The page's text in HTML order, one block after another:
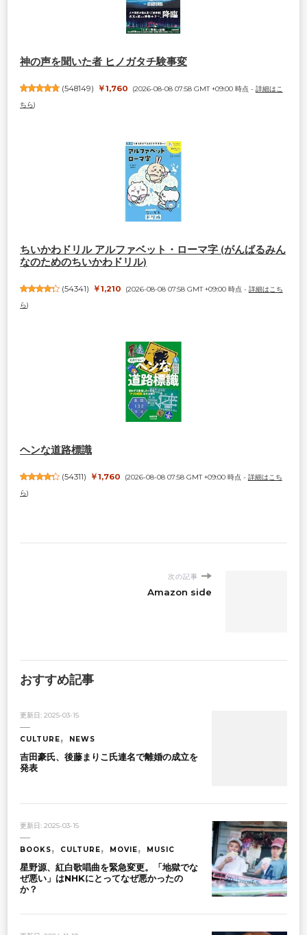
神の声を聞いた者 ヒノガタチ験事変
(548149) ￥1,760 (2026-08-08 07:58 GMT +09:00 時点 - 詳細はこ
ちら)
ちいかわドリル アルファベット・ローマ字 (がんばるみん
なのためのちいかわドリル)
(54341) ￥1,210 (2026-08-08 07:58 GMT +09:00 時点 - 詳細はこち
ら)
ヘンな道路標識
(54311) ￥1,760 (2026-08-08 07:58 GMT +09:00 時点 - 詳細はこち
ら)
次の記事
Amazon side
おすすめ記事
更新日: 2025-03-15
CULTURE NEWS
吉田豪氏、後藤まりこ氏連名で離婚の成立を
発表
更新日: 2025-03-15
BOOKS CULTURE MOVIE MUSIC
星野源、紅白歌唱曲を緊急変更。「地獄でな
ぜ悪い」はNHKにとってなぜ悪かったの
か？